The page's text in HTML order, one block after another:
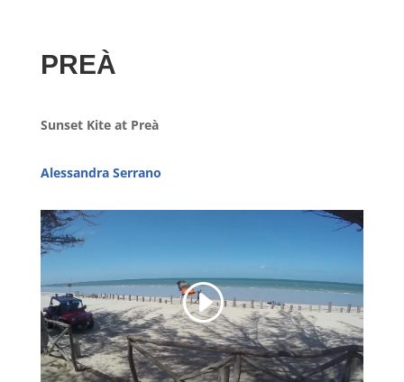
PREÀ
Sunset Kite at Preà
Alessandra Serrano